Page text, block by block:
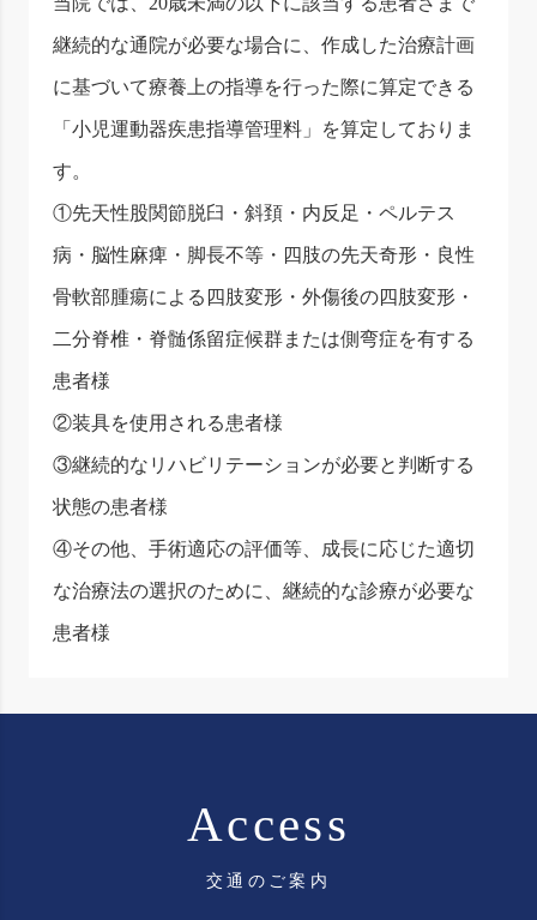
継続的な通院が必要な場合に、作成した治療計画
に基づいて療養上の指導を行った際に算定できる
「小児運動器疾患指導管理料」を算定しておりま
す。
①先天性股関節脱臼・斜頚・内反足・ペルテス
病・脳性麻痺・脚長不等・四肢の先天奇形・良性
骨軟部腫瘍による四肢変形・外傷後の四肢変形・
二分脊椎・脊髄係留症候群または側弯症を有する
患者様
②装具を使用される患者様
③継続的なリハビリテーションが必要と判断する
状態の患者様
④その他、手術適応の評価等、成長に応じた適切
な治療法の選択のために、継続的な診療が必要な
患者様
Access
交通のご案内